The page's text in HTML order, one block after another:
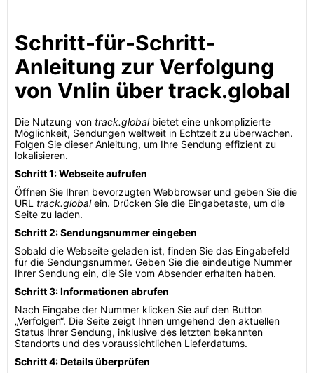
Schritt-für-Schritt-
Anleitung zur Verfolgung
von Vnlin über track.global
Die Nutzung von track.globalbietet eine unkomplizierte
Möglichkeit, Sendungen weltweit in Echtzeit zu überwachen.
Folgen Sie dieser Anleitung, um Ihre Sendung effizient zu
lokalisieren.
Schritt 1: Webseite aufrufen
Öffnen Sie Ihren bevorzugten Webbrowser und geben Sie die
URL track.globalein. Drücken Sie die Eingabetaste, um die
Seite zu laden.
Schritt 2: Sendungsnummer eingeben
Sobald die Webseite geladen ist, finden Sie das Eingabefeld
für die Sendungsnummer. Geben Sie die eindeutige Nummer
Ihrer Sendung ein, die Sie vom Absender erhalten haben.
Schritt 3: Informationen abrufen
Nach Eingabe der Nummer klicken Sie auf den Button
„Verfolgen“. Die Seite zeigt Ihnen umgehend den aktuellen
Status Ihrer Sendung, inklusive des letzten bekannten
Standorts und des voraussichtlichen Lieferdatums.
Schritt 4: Details überprüfen